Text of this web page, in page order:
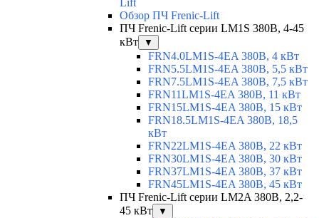
Lift
Обзор ПЧ Frenic-Lift
ПЧ Frenic-Lift серии LM1S 380В, 4-45
кВт
▼
FRN4.0LM1S-4EA 380В, 4 кВт
FRN5.5LM1S-4EA 380В, 5,5 кВт
FRN7.5LM1S-4EA 380В, 7,5 кВт
FRN11LM1S-4EA 380В, 11 кВт
FRN15LM1S-4EA 380В, 15 кВт
FRN18.5LM1S-4EA 380В, 18,5
кВт
FRN22LM1S-4EA 380В, 22 кВт
FRN30LM1S-4EA 380В, 30 кВт
FRN37LM1S-4EA 380В, 37 кВт
FRN45LM1S-4EA 380В, 45 кВт
ПЧ Frenic-Lift серии LM2A 380В, 2,2-
45 кВт
▼